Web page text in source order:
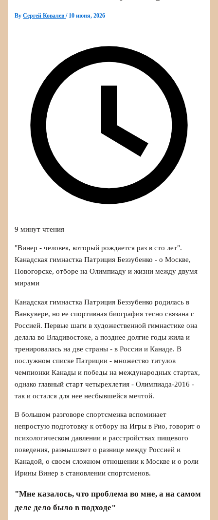
ByСергей Ковалев/ 10 июня, 2026
9 минут чтения
"Винер - человек, который рождается раз в сто лет".
Канадская гимнастка Патриция Беззубенко - о Москве,
Новогорске, отборе на Олимпиаду и жизни между двумя
мирами
Канадская гимнастка Патриция Беззубенко родилась в
Ванкувере, но ее спортивная биография тесно связана с
Россией. Первые шаги в художественной гимнастике она
делала во Владивостоке, а позднее долгие годы жила и
тренировалась на две страны - в России и Канаде. В
послужном списке Патриции - множество титулов
чемпионки Канады и победы на международных стартах,
однако главный старт четырехлетия - Олимпиада-2016 -
так и остался для нее несбывшейся мечтой.
В большом разговоре спортсменка вспоминает
непростую подготовку к отбору на Игры в Рио, говорит о
психологическом давлении и расстройствах пищевого
поведения, размышляет о разнице между Россией и
Канадой, о своем сложном отношении к Москве и о роли
Ирины Винер в становлении спортсменов.
"Мне казалось, что проблема во мне, а на самом
деле дело было в подходе"